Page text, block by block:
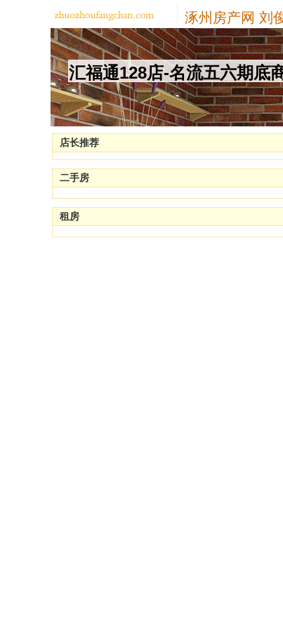
涿州房产网 刘
汇福通128店-名流五六期底
店长推荐
二手房
租房